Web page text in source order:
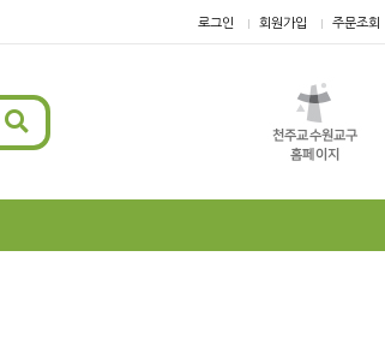
로그인 회원가입 주문조회